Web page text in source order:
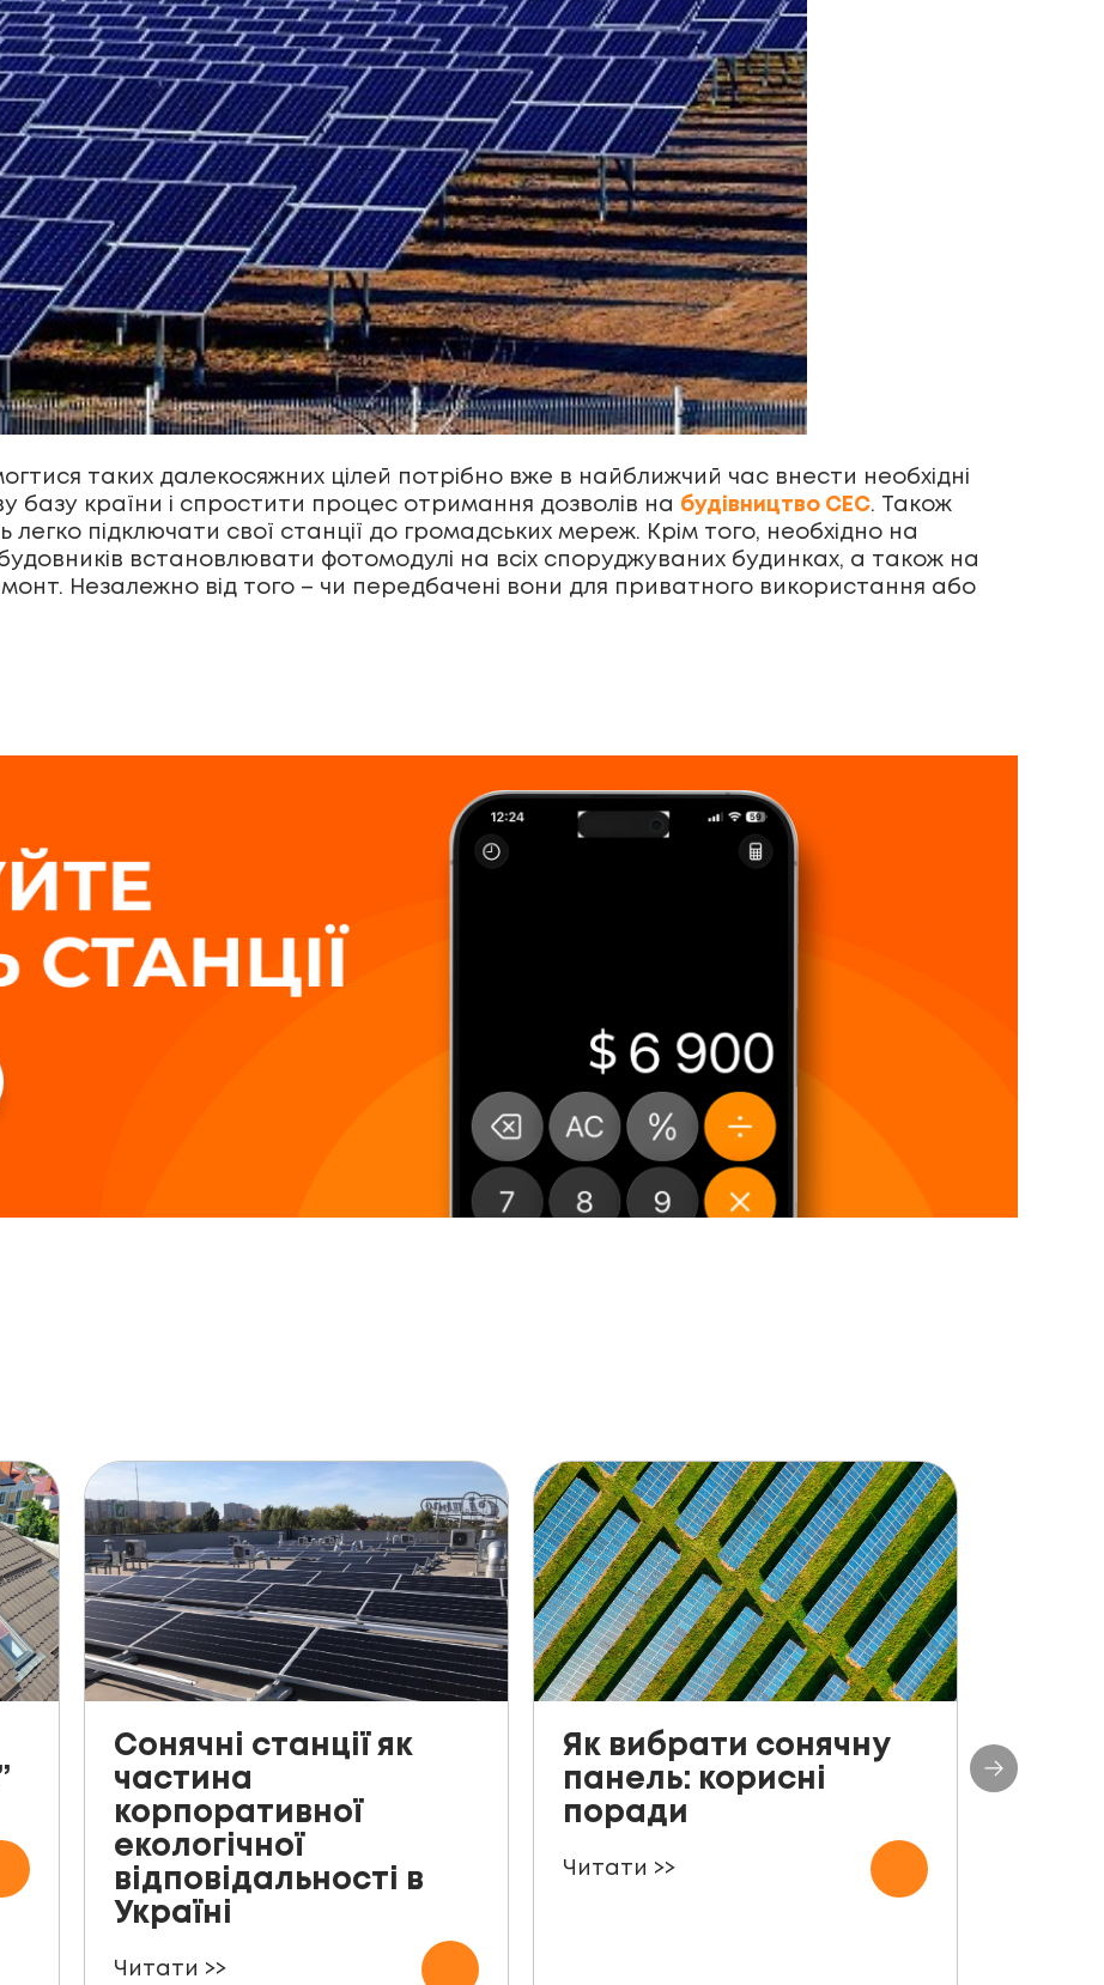
таких далекосяжних цілей потрібно вже в найближчий час внести необхідні
базу країни і спростити процес отримання дозволів на будівництво СЕС. Також
підключати свої станції до громадських мереж. Крім того, необхідно на
встановлювати фотомодулі на всіх споруджуваних будинках, а також на
Незалежно від того – чи передбачені вони для приватного використання або
Сонячні станції як
частина
корпоративної
екологічної
відповідальності в
Україні
Читати >>
Як вибрати сонячну
панель: корисні
поради
Читати >>
До